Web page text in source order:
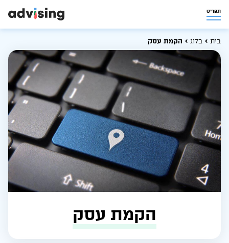
תפריט
בית בלוג הקמת עסק
הקמת עסק